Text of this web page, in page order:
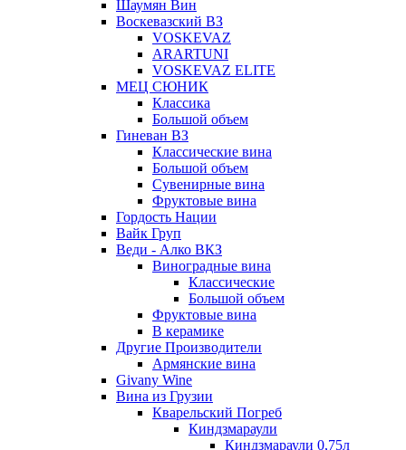
Шаумян Вин
Воскевазский ВЗ
VOSKEVAZ
ARARTUNI
VOSKEVAZ ELITE
МЕЦ СЮНИК
Классика
Большой объем
Гиневан ВЗ
Классические вина
Большой объем
Сувенирные вина
Фруктовые вина
Гордость Нации
Вайк Груп
Веди - Алко ВКЗ
Виноградные вина
Классические
Большой объем
Фруктовые вина
В керамике
Другие Производители
Армянские вина
Givany Wine
Вина из Грузии
Кварельский Погреб
Киндзмараули
Киндзмараули 0,75л